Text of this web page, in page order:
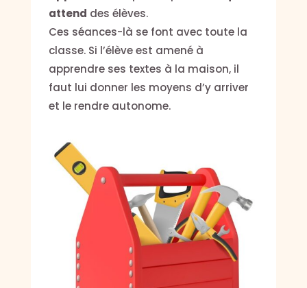
attend des élèves.
Ces séances-là se font avec toute la
classe. Si l’élève est amené à
apprendre ses textes à la maison, il
faut lui donner les moyens d’y arriver
et le rendre autonome.